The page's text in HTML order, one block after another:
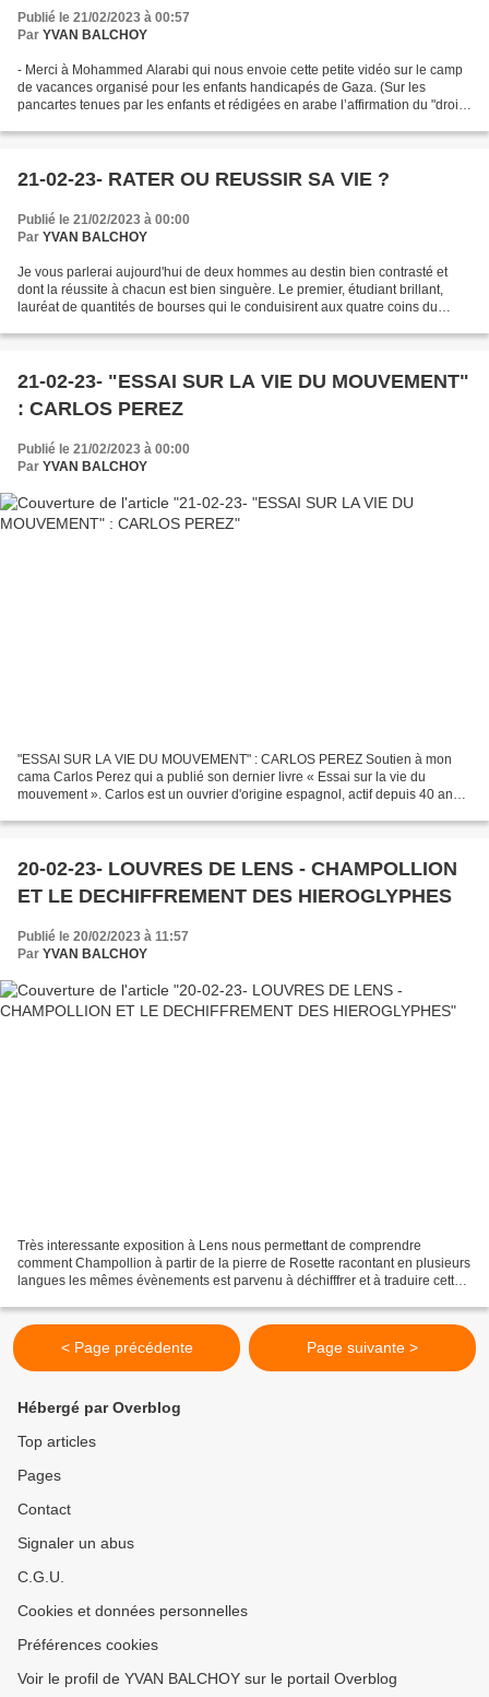
Publié le 21/02/2023 à 00:57
Par YVAN BALCHOY
- Merci à Mohammed Alarabi qui nous envoie cette petite vidéo sur le camp
de vacances organisé pour les enfants handicapés de Gaza. (Sur les
pancartes tenues par les enfants et rédigées en arabe l’affirmation du "droit
21-02-23- RATER OU REUSSIR SA VIE ?
Publié le 21/02/2023 à 00:00
Par YVAN BALCHOY
Je vous parlerai aujourd'hui de deux hommes au destin bien contrasté et
dont la réussite à chacun est bien singuère. Le premier, étudiant brillant,
lauréat de quantités de bourses qui le conduisirent aux quatre coins du
21-02-23- "ESSAI SUR LA VIE DU MOUVEMENT"
: CARLOS PEREZ
Publié le 21/02/2023 à 00:00
Par YVAN BALCHOY
"ESSAI SUR LA VIE DU MOUVEMENT" : CARLOS PEREZ Soutien à mon
cama Carlos Perez qui a publié son dernier livre « Essai sur la vie du
mouvement ». Carlos est un ouvrier d'origine espagnol, actif depuis 40 ans
20-02-23- LOUVRES DE LENS - CHAMPOLLION
ET LE DECHIFFREMENT DES HIEROGLYPHES
Publié le 20/02/2023 à 11:57
Par YVAN BALCHOY
Très interessante exposition à Lens nous permettant de comprendre
comment Champollion à partir de la pierre de Rosette racontant en plusieurs
langues les mêmes évènements est parvenu à déchifffrer et à traduire cette
< Page précédente Page suivante >
Hébergé par Overblog
Top articles
Pages
Contact
Signaler un abus
C.G.U.
Cookies et données personnelles
Préférences cookies
Voir le profil de YVAN BALCHOY sur le portail Overblog